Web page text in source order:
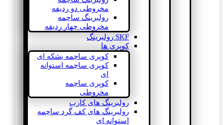
مخروطی دو ردیفه
رولبرینگ ساچمه
مخروطی چهار ردیفه
SKF رولبرینگ
کوپری ها
کوپری ساچمه بشکه ای
کوپری ساچمه استوانه
ای
کوپری ساچمه
مخروطی
رولبرینگ های کارب
رولبرینگ های کف گرد ساچمه
استوانه ای